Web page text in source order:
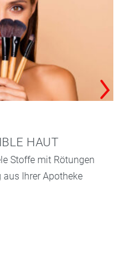
HAUT
Stoffe mit Rötungen
Ihrer Apotheke